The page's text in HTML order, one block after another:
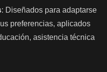
: Diseñados para adaptarse
preferencias, aplicados
asistencia técnica